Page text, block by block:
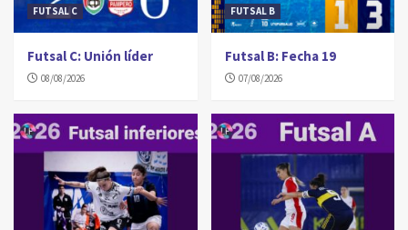
FUTSAL C
Futsal C: Unión líder
08/08/2026
FUTSAL B
Futsal B: Fecha 19
07/08/2026